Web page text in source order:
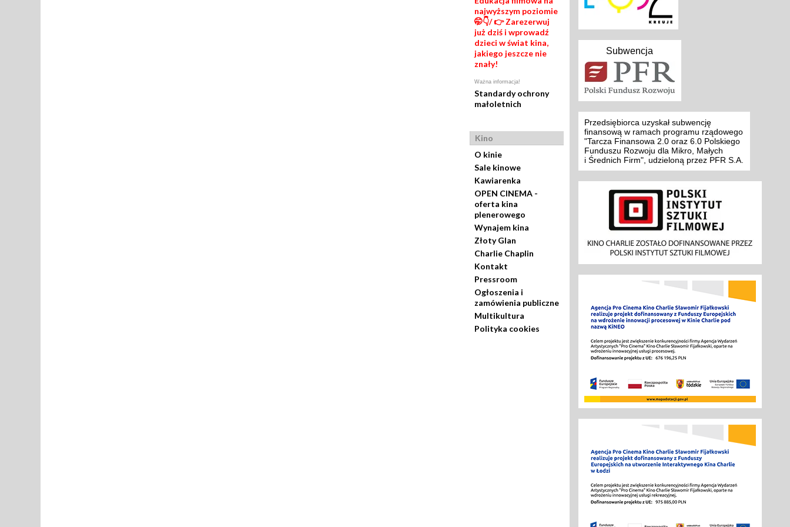
najwyższym poziomie
🤭👇/ 👉 Zarezerwuj
już dziś i wprowadź
dzieci w świat kina,
jakiego jeszcze nie
znały!
Ważna informacja!
Standardy ochrony
małoletnich
Kino
O kinie
Sale kinowe
Kawiarenka
OPEN CINEMA -
oferta kina
plenerowego
Wynajem kina
Złoty Glan
Charlie Chaplin
Kontakt
Pressroom
Ogłoszenia i
zamówienia publiczne
Multikultura
Polityka cookies
Subwencja
Przedsiębiorca uzyskał subwencję
finansową w ramach programu rządowego
"Tarcza Finansowa 2.0 oraz 6.0 Polskiego
Funduszu Rozwoju dla Mikro, Małych
i Średnich Firm", udzieloną przez PFR S.A.